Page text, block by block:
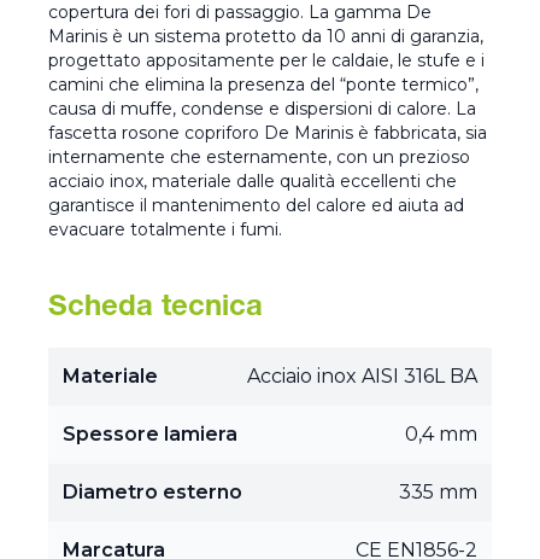
copertura dei fori di passaggio. La gamma De
Marinis è un sistema protetto da 10 anni di garanzia,
progettato appositamente per le caldaie, le stufe e i
camini che elimina la presenza del “ponte termico”,
causa di muffe, condense e dispersioni di calore. La
fascetta rosone copriforo De Marinis è fabbricata, sia
internamente che esternamente, con un prezioso
acciaio inox, materiale dalle qualità eccellenti che
garantisce il mantenimento del calore ed aiuta ad
evacuare totalmente i fumi.
Scheda tecnica
Materiale Acciaio inox AISI 316L BA
Spessore lamiera 0,4 mm
Diametro esterno 335 mm
Marcatura CE EN1856-2